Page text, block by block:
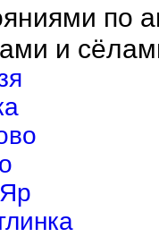
по
и